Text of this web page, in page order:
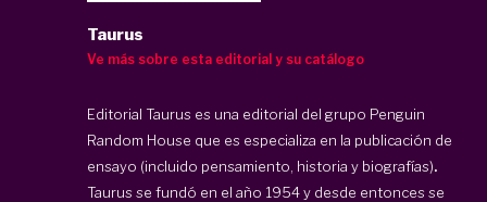
Taurus
Ve más sobre esta editorial y su catálogo
Editorial Taurus es una editorial del grupo Penguin
Random House que es especializa en la publicación de
ensayo (incluido pensamiento, historia y biografías).
Taurus se fundó en el año 1954 y desde entonces se